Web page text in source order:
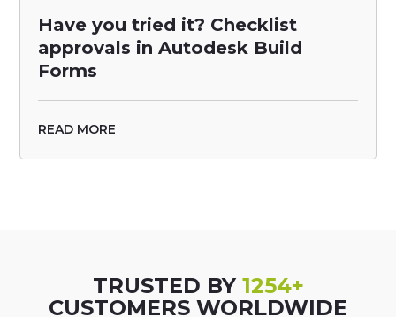
Have you tried it? Checklist
approvals in Autodesk Build
Forms
READ MORE
TRUSTED BY 1254+
CUSTOMERS WORLDWIDE